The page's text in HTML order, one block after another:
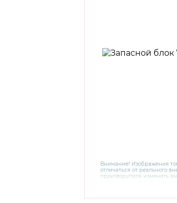
Внимание! Изображения
отличаться от реального
производителя изменять
консультантов по номеру 8